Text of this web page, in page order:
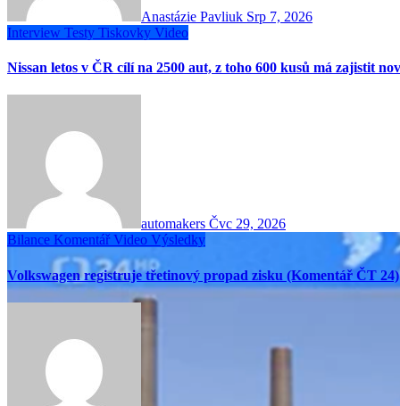
Anastázie Pavliuk Srp 7, 2026
Interview Testy Tiskovky Video
Nissan letos v ČR cílí na 2500 aut, z toho 600 kusů má zajistit
automakers Čvc 29, 2026
Bilance Komentář Video Výsledky
Volkswagen registruje třetinový propad zisku (Komentář ČT 24)